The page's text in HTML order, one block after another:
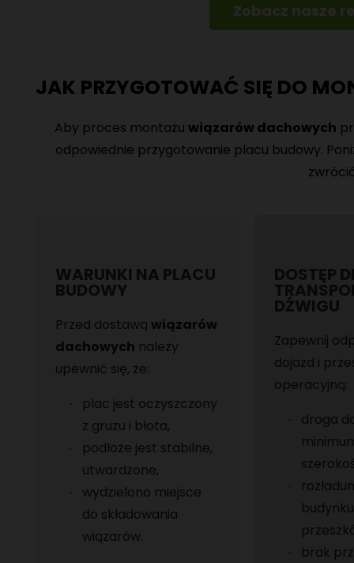
Zobacz nasze
JAK PRZYGOTOWAĆ SIĘ DO
Aby proces montażu wiązarów dachowych
odpowiednie przygotowanie placu budowy.
WARUNKI NA PLACU
BUDOWY
Przed dostawą wiązarów
dachowych należy
upewnić się, że:
plac jest oczyszczony
z gruzu i błota,
podłoże jest stabilne,
utwardzone,
wydzielono miejsce
do składowania
wiązarów.
DOSTĘP
DŹWIGU
Zapewnij
dojazd i
operacyjną:
droga
brak